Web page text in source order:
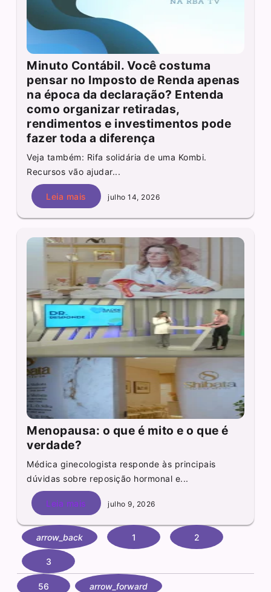
Minuto Contábil. Você costuma
pensar no Imposto de Renda apenas
na época da declaração? Entenda
como organizar retiradas,
rendimentos e investimentos pode
fazer toda a diferença
Veja também: Rifa solidária de uma Kombi.
Recursos vão ajudar...
Leia mais julho 14, 2026
Menopausa: o que é mito e o que é
verdade?
Médica ginecologista responde às principais
dúvidas sobre reposição hormonal e...
Leia mais julho 9, 2026
arrow_back 1 2
3
56 arrow_forward